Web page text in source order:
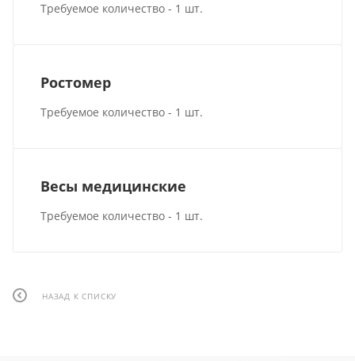
Требуемое количество - 1 шт.
Ростомер
Требуемое количество - 1 шт.
Весы медицинские
Требуемое количество - 1 шт.
НАЗАД К СПИСКУ